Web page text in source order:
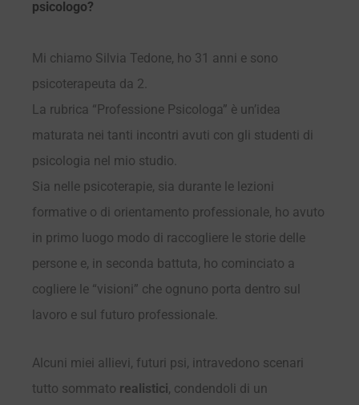
psicologo?
Mi chiamo Silvia Tedone, ho 31 anni e sono
psicoterapeuta da 2.
La rubrica “Professione Psicologa” è un’idea
maturata nei tanti incontri avuti con gli studenti di
psicologia nel mio studio.
Sia nelle psicoterapie, sia durante le lezioni
formative o di orientamento professionale, ho avuto
in primo luogo modo di raccogliere le storie delle
persone e, in seconda battuta, ho cominciato a
cogliere le “visioni” che ognuno porta dentro sul
lavoro e sul futuro professionale.
Alcuni miei allievi, futuri psi, intravedono scenari
tutto sommato realistici, condendoli di un